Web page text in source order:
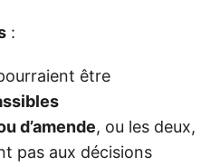
:
être
d’amende, ou les deux,
pas aux décisions